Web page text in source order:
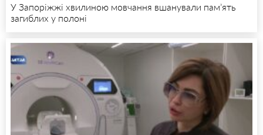
У Запоріжжі хвилиною мовчання вшанували пам’ять
загиблих у полоні